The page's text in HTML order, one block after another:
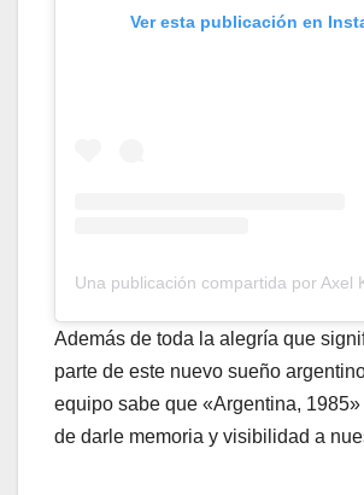
Ver esta publicación en
Una publicación compartida por Axel
Además de toda la alegría que
parte de este nuevo sueño
equipo sabe que «Argentina, 1985»
de darle memoria y visibilidad a